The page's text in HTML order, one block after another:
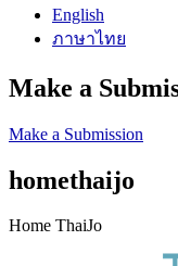
English
ภาษาไทย
Make a
Make a Submission
homethaijo
Home ThaiJo